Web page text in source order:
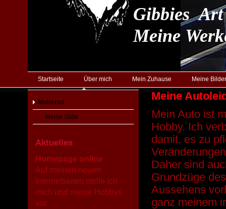
Gibbies Art
Meine
Startseite Über mich Mein Zuhause Meine Bilder
Motorrad
Meine Süße
Aktuelles
Homepage online
Auf meinen neuen
Internetseiten stelle ich
mich und meine Hobbys
vor.
Meine
Mein Auto ist
Hobby. Ich
damit, es zu
Daher sind
Grundzüge
Aussehens
ganz meinem